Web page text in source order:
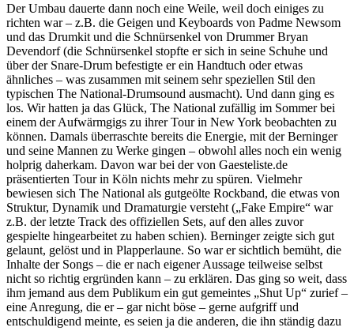
Der Umbau dauerte dann noch eine Weile, weil doch einiges zu
richten war – z.B. die Geigen und Keyboards von Padme Newsom
und das Drumkit und die Schnürsenkel von Drummer Bryan
Devendorf (die Schnürsenkel stopfte er sich in seine Schuhe und
über der Snare-Drum befestigte er ein Handtuch oder etwas
ähnliches – was zusammen mit seinem sehr speziellen Stil den
typischen The National-Drumsound ausmacht). Und dann ging es
los. Wir hatten ja das Glück, The National zufällig im Sommer bei
einem der Aufwärmgigs zu ihrer Tour in New York beobachten zu
können. Damals überraschte bereits die Energie, mit der Berninger
und seine Mannen zu Werke gingen – obwohl alles noch ein wenig
holprig daherkam. Davon war bei der von Gaesteliste.de
präsentierten Tour in Köln nichts mehr zu spüren. Vielmehr
bewiesen sich The National als gutgeölte Rockband, die etwas von
Struktur, Dynamik und Dramaturgie versteht („Fake Empire“ war
z.B. der letzte Track des offiziellen Sets, auf den alles zuvor
gespielte hingearbeitet zu haben schien). Berninger zeigte sich gut
gelaunt, gelöst und in Plapperlaune. So war er sichtlich bemüht, die
Inhalte der Songs – die er nach eigener Aussage teilweise selbst
nicht so richtig ergründen kann – zu erklären. Das ging so weit, dass
ihm jemand aus dem Publikum ein gut gemeintes „Shut Up“ zurief –
eine Anregung, die er – gar nicht böse – gerne aufgriff und
entschuldigend meinte, es seien ja die anderen, die ihn ständig dazu